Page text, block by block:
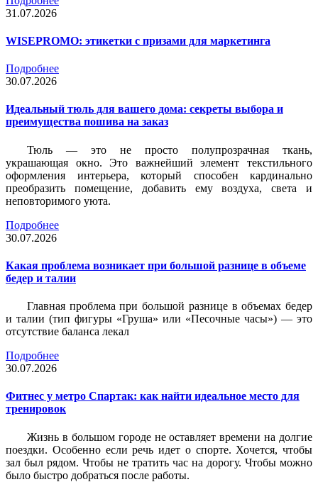
31.07.2026
WISEPROMO: этикетки с призами для маркетинга
Подробнее
30.07.2026
Идеальный тюль для вашего дома: секреты выбора и
преимущества пошива на заказ
Тюль — это не просто полупрозрачная ткань,
украшающая окно. Это важнейший элемент текстильного
оформления интерьера, который способен кардинально
преобразить помещение, добавить ему воздуха, света и
неповторимого уюта.
Подробнее
30.07.2026
Какая проблема возникает при большой разнице в объеме
бедер и талии
Главная проблема при большой разнице в объемах бедер
и талии (тип фигуры «Груша» или «Песочные часы») — это
отсутствие баланса лекал
Подробнее
30.07.2026
Фитнес у метро Спартак: как найти идеальное место для
тренировок
Жизнь в большом городе не оставляет времени на долгие
поездки. Особенно если речь идет о спорте. Хочется, чтобы
зал был рядом. Чтобы не тратить час на дорогу. Чтобы можно
было быстро добраться после работы.